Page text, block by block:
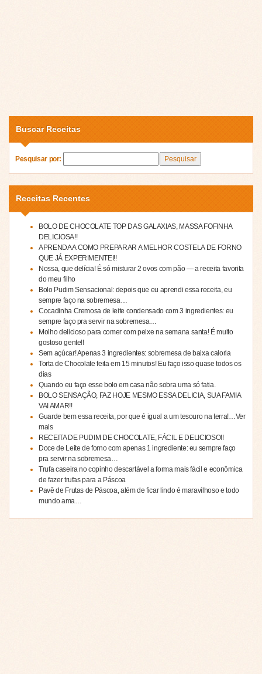
Buscar Receitas
Pesquisar por:
Receitas Recentes
BOLO DE CHOCOLATE TOP DAS GALAXIAS, MASSA FOFINHA
DELICIOSA!!
APRENDA A COMO PREPARAR A MELHOR COSTELA DE FORNO
QUE JÁ EXPERIMENTEI!!
Nossa, que delícia! É só misturar 2 ovos com pão — a receita favorita
do meu filho
Bolo Pudim Sensacional: depois que eu aprendi essa receita, eu
sempre faço na sobremesa…
Cocadinha Cremosa de leite condensado com 3 ingredientes: eu
sempre faço pra servir na sobremesa…
Molho delicioso para comer com peixe na semana santa! É muito
gostoso gente!!
Sem açúcar! Apenas 3 ingredientes: sobremesa de baixa caloria
Torta de Chocolate feita em 15 minutos! Eu faço isso quase todos os
dias
Quando eu faço esse bolo em casa não sobra uma só fatia.
BOLO SENSAÇÃO, FAZ HOJE MESMO ESSA DELICIA, SUA FAMIA
VAI AMAR!!
Guarde bem essa receita, por que é igual a um tesouro na terra!…Ver
mais
RECEITA DE PUDIM DE CHOCOLATE, FÁCIL E DELICIOSO!!
Doce de Leite de forno com apenas 1 ingrediente: eu sempre faço
pra servir na sobremesa…
Trufa caseira no copinho descartável a forma mais fácil e econômica
de fazer trufas para a Páscoa
Pavê de Frutas de Páscoa, além de ficar lindo é maravilhoso e todo
mundo ama…